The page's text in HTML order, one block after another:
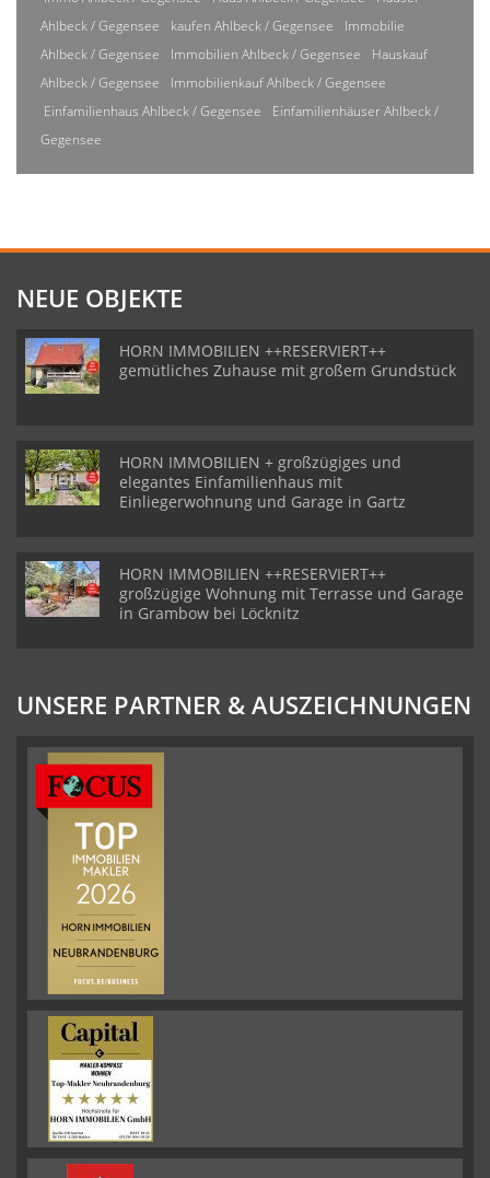
Ahlbeck / Gegensee
kaufen Ahlbeck / Gegensee
Immobilie
Ahlbeck / Gegensee
Immobilien Ahlbeck / Gegensee
Hauskauf
Ahlbeck / Gegensee
Immobilienkauf Ahlbeck / Gegensee
Einfamilienhaus Ahlbeck / Gegensee
Einfamilienhäuser Ahlbeck /
Gegensee
NEUE OBJEKTE
HORN IMMOBILIEN ++RESERVIERT++
gemütliches Zuhause mit großem Grundstück
HORN IMMOBILIEN + großzügiges und
elegantes Einfamilienhaus mit
Einliegerwohnung und Garage in Gartz
HORN IMMOBILIEN ++RESERVIERT++
großzügige Wohnung mit Terrasse und Garage
in Grambow bei Löcknitz
UNSERE PARTNER & AUSZEICHNUNGEN